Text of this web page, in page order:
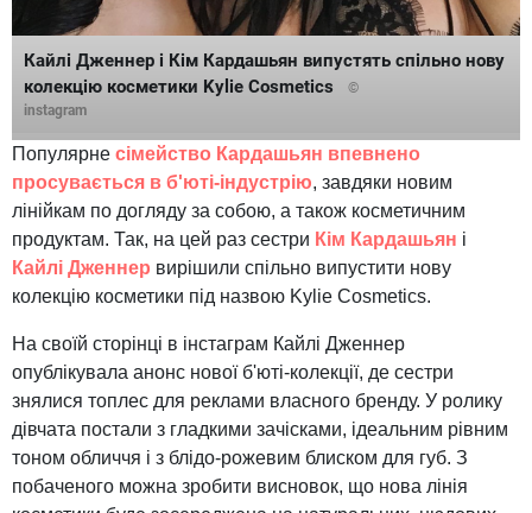
Кайлі Дженнер і Кім Кардашьян випустять спільно нову
колекцію косметики Kylie Cosmetics
©
instagram
Популярне сімейство Кардашьян впевнено
просувається в б'юті-індустрію, завдяки новим
лінійкам по догляду за собою, а також косметичним
продуктам. Так, на цей раз сестри Кім Кардашьян і
Кайлі Дженнер вирішили спільно випустити нову
колекцію косметики під назвою Kylie Cosmetics.
На своїй сторінці в інстаграм Кайлі Дженнер
опублікувала анонс нової б'юті-колекції, де сестри
знялися топлес для реклами власного бренду. У ролику
дівчата постали з гладкими зачісками, ідеальним рівним
тоном обличчя і з блідо-рожевим блиском для губ. З
побаченого можна зробити висновок, що нова лінія